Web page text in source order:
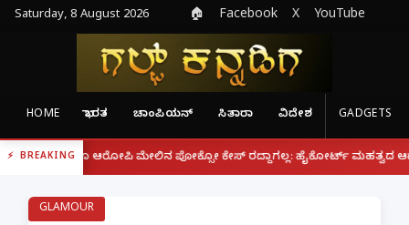
Saturday, 8 August 2026 🏠 Facebook X YouTube
HOME ಭಾರತ ಚಾಂಪಿಯನ್ ಸಿತಾರಾ ವಿದೇಶ GADGETS
BREAKING
ಆರೋಪಿ ಮೇಲಿನ ಪೋಕ್ಸೋ ಕೇಸ್ ರದ್ದಾಗಲ್ಲ: ಹೈಕೋರ್ಟ್ ಮಹತ್ವದ ಆದೇಶ | ಫೋನ್
GLAMOUR